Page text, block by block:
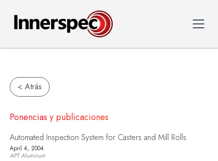
< Atrás
Ponencias y publicaciones
Automated Inspection System for Casters and Mill Rolls
April 4, 2004
APT Aluminum